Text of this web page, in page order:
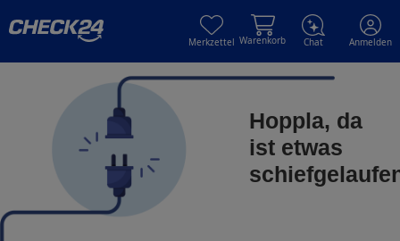
Merkzettel Warenkorb Chat Anmelden
Hoppla, da
ist etwas